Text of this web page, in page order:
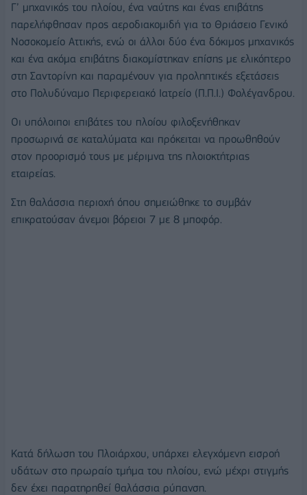
Γ’ μηχανικός του πλοίου, ένα ναύτης και ένας επιβάτης
παρελήφθησαν προς αεροδιακομιδή για το Θριάσειο Γενικό
Νοσοκομείο Αττικής, ενώ οι άλλοι δύο ένα δόκιμος μηχανικός
και ένα ακόμα επιβάτης διακομίστηκαν επίσης με ελικόπτερο
στη Σαντορίνη και παραμένουν για προληπτικές εξετάσεις
στο Πολυδύναμο Περιφερειακό Ιατρείο (Π.Π.Ι.) Φολέγανδρου.
Οι υπόλοιποι επιβάτες του πλοίου φιλοξενήθηκαν
προσωρινά σε καταλύματα και πρόκειται να προωθηθούν
στον προορισμό τους με μέριμνα της πλοιοκτήτριας
εταιρείας.
Στη θαλάσσια περιοχή όπου σημειώθηκε το συμβάν
επικρατούσαν άνεμοι βόρειοι 7 με 8 μποφόρ.
Κατά δήλωση του Πλοιάρχου, υπάρχει ελεγχόμενη εισροή
υδάτων στο πρωραίο τμήμα του πλοίου, ενώ μέχρι στιγμής
δεν έχει παρατηρηθεί θαλάσσια ρύπανση.